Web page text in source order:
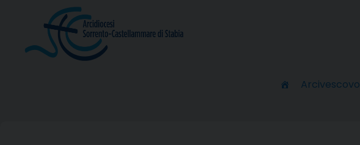
Arcivescovo